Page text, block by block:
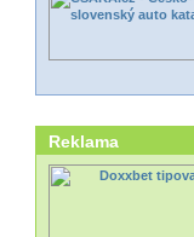
Reklama